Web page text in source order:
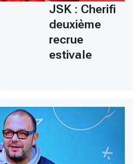
JSK : Cherifi
deuxième
recrue
estivale